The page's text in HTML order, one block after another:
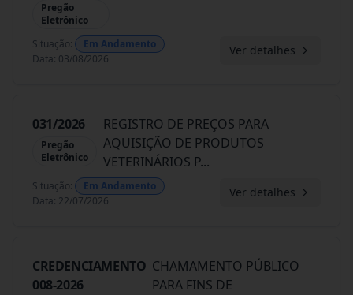
Pregão
Eletrônico
Situação:
Em Andamento
Data: 03/08/2026
Ver detalhes
031/2026
Pregão
Eletrônico
REGISTRO DE PREÇOS PARA
AQUISIÇÃO DE PRODUTOS
VETERINÁRIOS P...
Situação:
Em Andamento
Data: 22/07/2026
Ver detalhes
CREDENCIAMENTO
008-2026
CHAMAMENTO PÚBLICO
PARA FINS DE